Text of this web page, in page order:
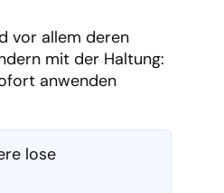
vor allem deren
mit der Haltung:
anwenden
lose